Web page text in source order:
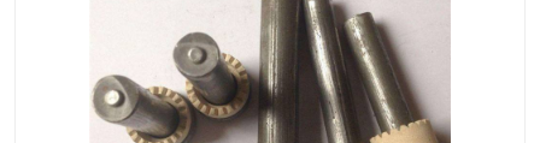
悬挑梁拉杆